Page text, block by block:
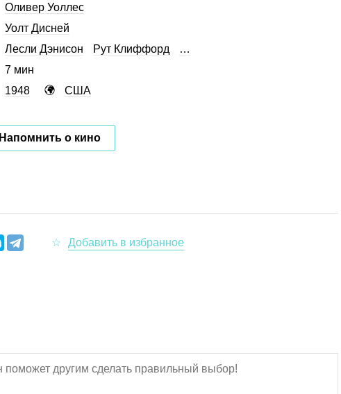
Оливер Уоллес
Уолт Дисней
Лесли Дэнисон
Рут Клиффорд
…
7 мин
1948
США
Напомнить о кино